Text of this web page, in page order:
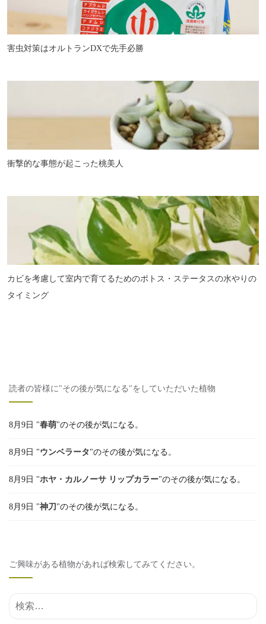
害虫対策はオルトランDXで先手必勝
衝撃的な事態が起こった桃美人
カビを考慮して室内で育てるためのポトス・ステータスの水やりの
タイミング
読者の皆様に"その後が気になる"をしていただいた植物
8月9日 "春萌"のその後が気になる。
8月9日 "ウンベラータ "のその後が気になる。
8月9日 "ホヤ・カルノーサ リップカラー"のその後が気になる。
8月9日 "神刀 "のその後が気になる。
ご興味がある植物があれば検索してみてください。
検索結果: